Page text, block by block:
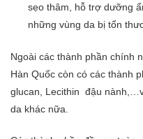
sẹo thâm, hỗ trợ dưỡng
những vùng da bị tổn
Ngoài các thành phần chính
Hàn Quốc còn có các thành
glucan, Lecithin đậu nành
da khác nữa.